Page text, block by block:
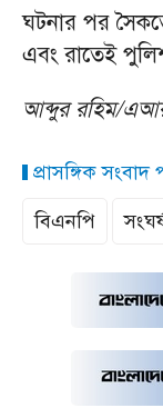
ঘটনার পর
এবং রাতেই পুলিশ
আব্দুর রহিম/
প্রাসঙ্গিক
বিএনপি